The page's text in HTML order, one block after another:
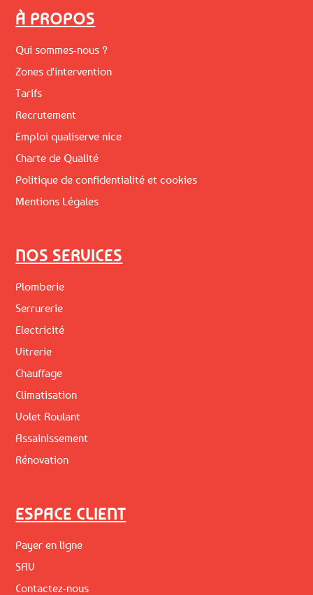
À PROPOS
Qui sommes-nous ?
Zones d'intervention
Tarifs
Recrutement
Emploi qualiserve nice
Charte de Qualité
Politique de confidentialité et cookies
Mentions Légales
NOS SERVICES
Plomberie
Serrurerie
Electricité
Vitrerie
Chauffage
Climatisation
Volet Roulant
Assainissement
Rénovation
ESPACE CLIENT
Payer en ligne
SAV
Contactez-nous